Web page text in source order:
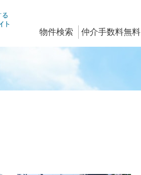
物件検索 仲介手数料無料